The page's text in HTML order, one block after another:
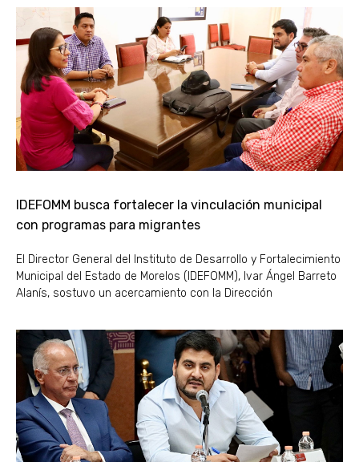
IDEFOMM busca fortalecer la vinculación municipal
con programas para migrantes
El Director General del Instituto de Desarrollo y Fortalecimiento
Municipal del Estado de Morelos (IDEFOMM), Ivar Ángel Barreto
Alanís, sostuvo un acercamiento con la Dirección